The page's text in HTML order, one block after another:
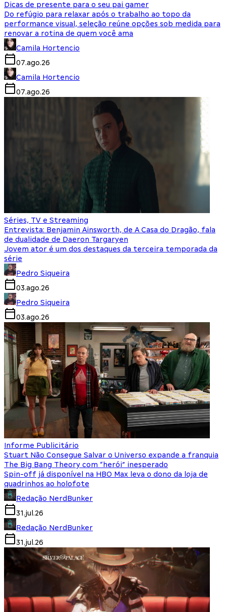
Dicas de presente para o seu pai gamer
Do refúgio para relaxar após o trabalho ao topo da
performance visual, seleção reúne opções sob medida para
renovar a rotina de quem você ama
Camila Hortencio
07.ago.26
Camila Hortencio
07.ago.26
Séries, TV e Streaming
Entrevista: Benjamin Ainsworth, de A Casa do Dragão, fala
de dualidade de Daeron Targaryen
Jovem ator é um dos destaques da terceira temporada da
série
Pedro Siqueira
03.ago.26
Pedro Siqueira
03.ago.26
Informe Publicitário
Stuart Não Consegue Salvar o Universo expande a franquia
The Big Bang Theory com “herói” inesperado
Spin-off já disponível na HBO Max leva o dono da loja de
quadrinhos ao holofote
Redação NerdBunker
31.jul.26
Redação NerdBunker
31.jul.26